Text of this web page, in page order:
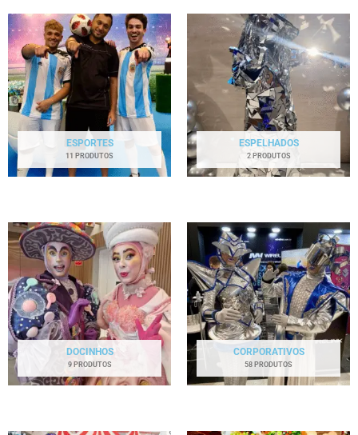
ESPORTES
11 PRODUTOS
ESPELHADOS
2 PRODUTOS
DOCINHOS
9 PRODUTOS
CORPORATIVOS
58 PRODUTOS